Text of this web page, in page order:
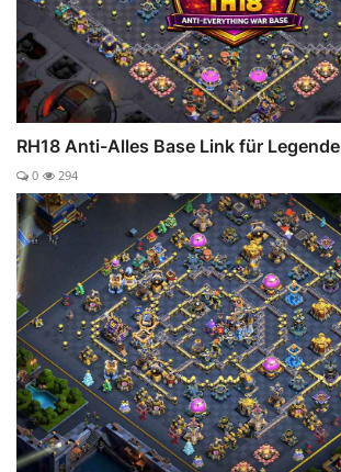
RH18 Anti-Alles Base Link für Legende
0 294